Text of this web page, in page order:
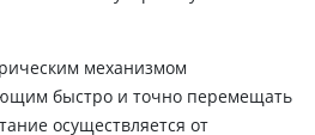
механизмом
быстро и точно перемещать
осуществляется от